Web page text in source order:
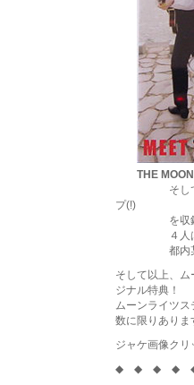
THE
そしてもう
プ(!)
を収録し
４人はアイ
都内某地域
そして以上、
ジナル特典！
ムーンライツ
数に限りありま
ジャケ画像ク
◆ ◆ ◆ ◆